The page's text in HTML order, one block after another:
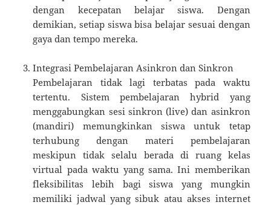
dengan kecepatan belajar siswa. Dengan
demikian, setiap siswa bisa belajar sesuai dengan
gaya dan tempo mereka.
Integrasi Pembelajaran Asinkron dan Sinkron
Pembelajaran tidak lagi terbatas pada waktu
tertentu. Sistem pembelajaran hybrid yang
menggabungkan sesi sinkron (live) dan asinkron
(mandiri) memungkinkan siswa untuk tetap
terhubung dengan materi pembelajaran
meskipun tidak selalu berada di ruang kelas
virtual pada waktu yang sama. Ini memberikan
fleksibilitas lebih bagi siswa yang mungkin
memiliki jadwal yang sibuk atau akses internet